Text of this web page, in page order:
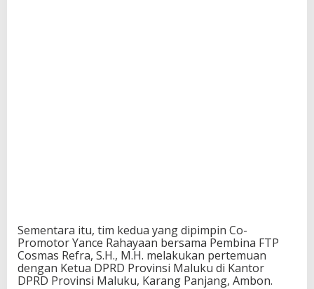
Sementara itu, tim kedua yang dipimpin Co-
Promotor Yance Rahayaan bersama Pembina FTP
Cosmas Refra, S.H., M.H. melakukan pertemuan
dengan Ketua DPRD Provinsi Maluku di Kantor
DPRD Provinsi Maluku, Karang Panjang, Ambon.